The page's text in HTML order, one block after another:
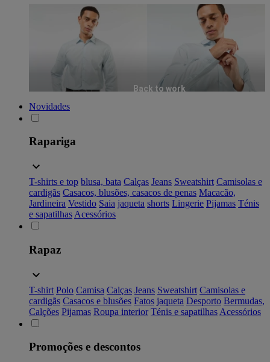
Back to work
Novidades
Rapariga
T-shirts e top blusa, bata Calças Jeans Sweatshirt Camisolas e
cardigãs Casacos, blusões, casacos de penas Macacão,
Jardineira Vestido Saia jaqueta shorts Lingerie Pijamas Ténis
e sapatilhas Acessórios
Rapaz
T-shirt Polo Camisa Calças Jeans Sweatshirt Camisolas e
cardigãs Casacos e blusões Fatos jaqueta Desporto Bermudas,
Calções Pijamas Roupa interior Ténis e sapatilhas Acessórios
Promoções e descontos